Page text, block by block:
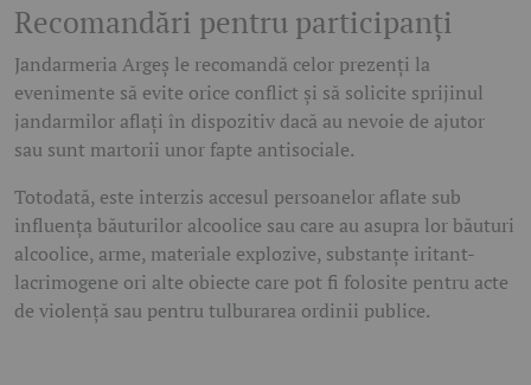
Recomandări pentru participanți
Jandarmeria Argeș le recomandă celor prezenți la
evenimente să evite orice conflict și să solicite sprijinul
jandarmilor aflați în dispozitiv dacă au nevoie de ajutor
sau sunt martorii unor fapte antisociale.
Totodată, este interzis accesul persoanelor aflate sub
influența băuturilor alcoolice sau care au asupra lor băuturi
alcoolice, arme, materiale explozive, substanțe iritant-
lacrimogene ori alte obiecte care pot fi folosite pentru acte
de violență sau pentru tulburarea ordinii publice.